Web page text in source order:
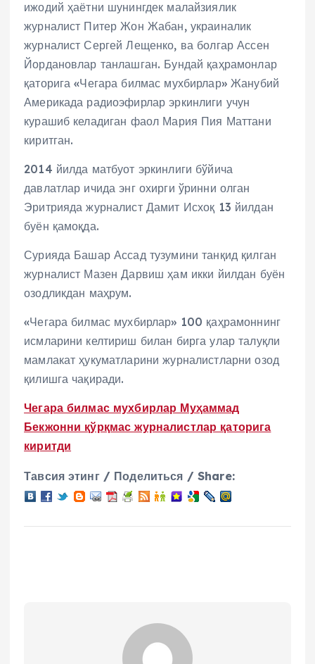
ижодий ҳаётни шунингдек малайзиялик
журналист Питер Жон Жабан, украиналик
журналист Сергей Лещенко, ва болгар Ассен
Йордановлар танлашган. Бундай қаҳрамонлар
қаторига «Чегара билмас мухбирлар» Жанубий
Америкада радиоэфирлар эркинлиги учун
курашиб келадиган фаол Мария Пия Маттани
киритган.
2014 йилда матбуот эркинлиги бўйича
давлатлар ичида энг охирги ўринни олган
Эритрияда журналист Дамит Исхоқ 13 йилдан
буён қамоқда.
Сурияда Башар Ассад тузумини танқид қилган
журналист Мазен Дарвиш ҳам икки йилдан буён
озодликдан маҳрум.
«Чегара билмас мухбирлар» 100 қаҳрамоннинг
исмларини келтириш билан бирга улар талуқли
мамлакат ҳукуматларини журналистларни озод
қилишга чақиради.
Чегара билмас мухбирлар Муҳаммад
Бекжонни қўрқмас журналистлар қаторига
киритди
Тавсия этинг / Поделиться / Share: